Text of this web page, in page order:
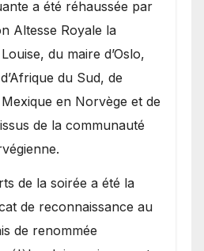
a été réhaussée par
Altesse Royale la
du maire d’Oslo,
du Sud, de
Mexique en Norvège et de
de la communauté
de la soirée a été la
de reconnaissance au
de renommée